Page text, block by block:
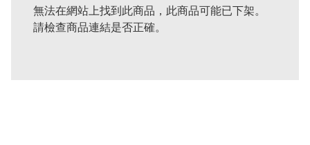
無法在網站上找到此商品，此商品可能已下架。
請檢查商品連結是否正確。